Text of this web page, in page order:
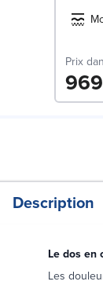
Prix
Description
Le dos en
Les